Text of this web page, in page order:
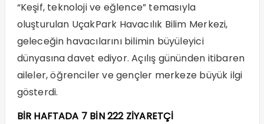
“Keşif, teknoloji ve eğlence” temasıyla
oluşturulan UçakPark Havacılık Bilim Merkezi,
geleceğin havacılarını bilimin büyüleyici
dünyasına davet ediyor. Açılış gününden itibaren
aileler, öğrenciler ve gençler merkeze büyük ilgi
gösterdi.
BİR HAFTADA 7 BİN 222 ZİYARETÇİ